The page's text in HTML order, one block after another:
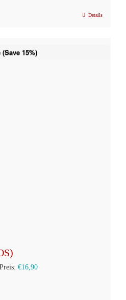
Details
(Save 15%)
€16,90Aktueller